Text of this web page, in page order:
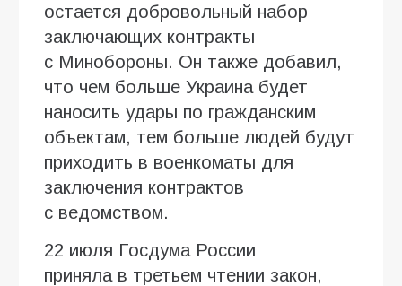
остается добровольный набор
заключающих контракты
с Минобороны. Он также добавил,
что чем больше Украина будет
наносить удары по гражданским
объектам, тем больше людей будут
приходить в военкоматы для
заключения контрактов
с ведомством.
22 июля Госдума России
приняла в третьем чтении закон,